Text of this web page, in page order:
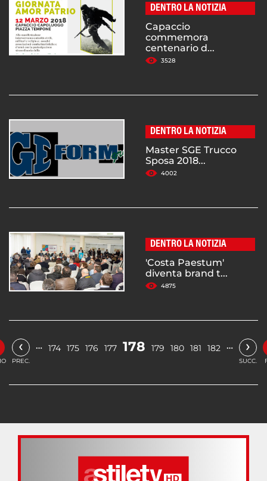
DENTRO LA NOTIZIA
Capaccio
commemora
centenario d...
3528
DENTRO LA NOTIZIA
Master SGE Trucco
Sposa 2018...
4002
DENTRO LA NOTIZIA
'Costa Paestum'
diventa brand t...
4875
‹
PREC.
… 174 175 176 177 178 179 180 181 182 … ›
SUCC.